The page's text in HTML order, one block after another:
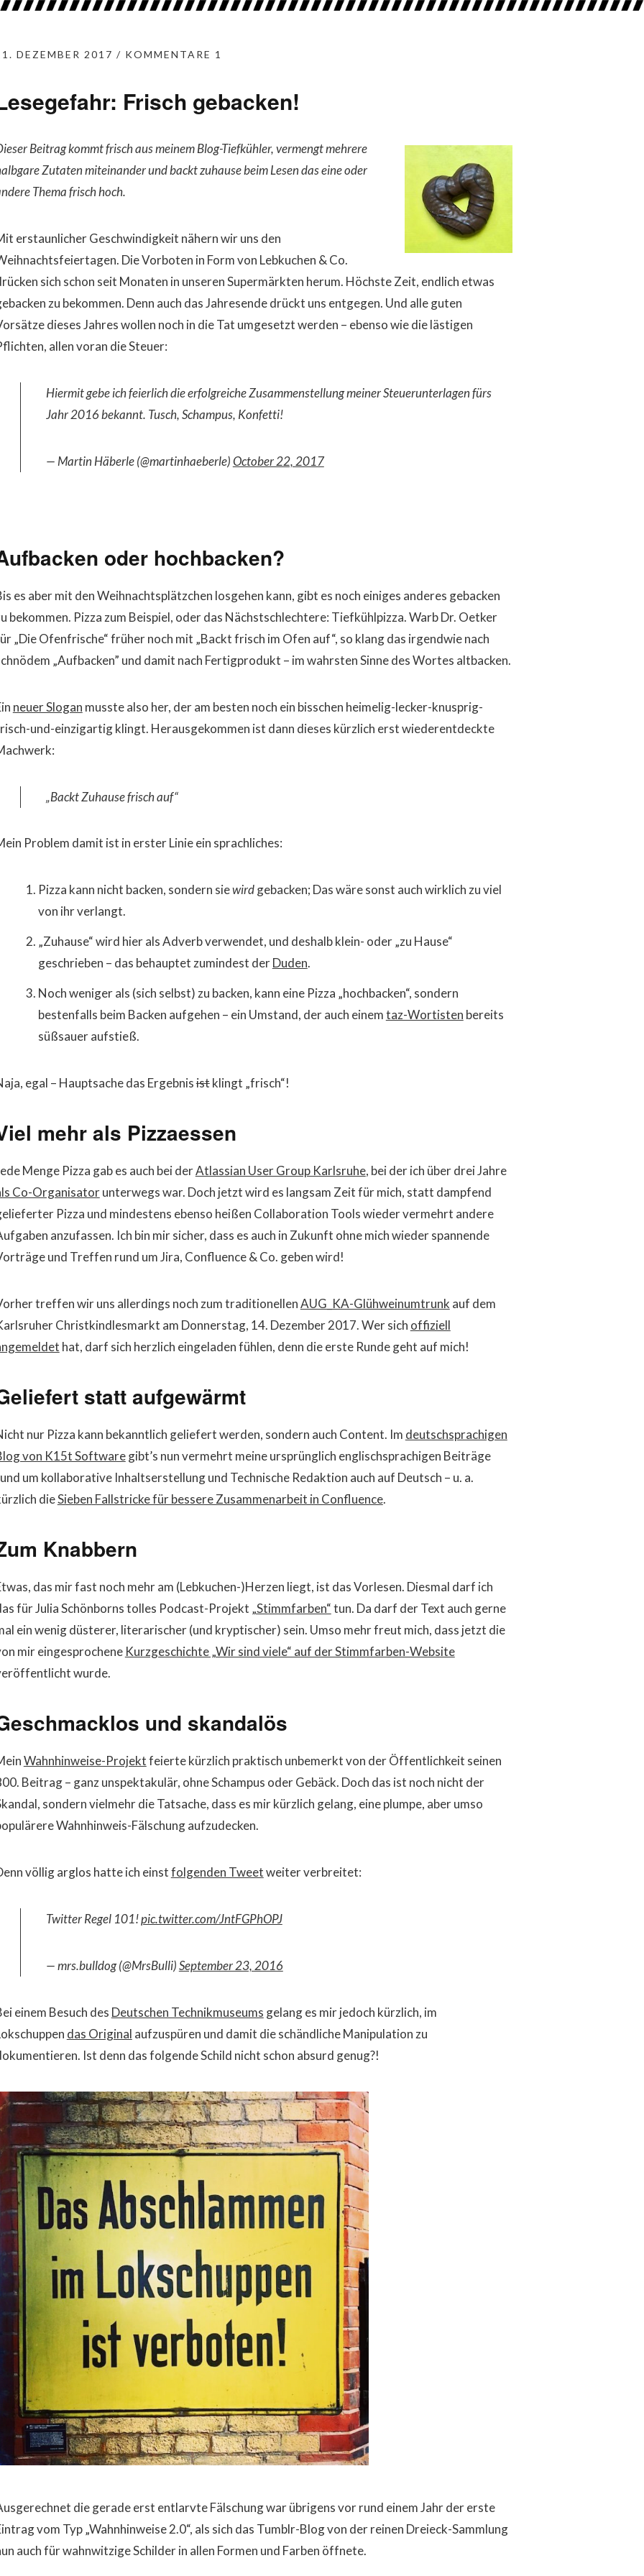
DEZEMBER 2017 KOMMENTARE 1
Frisch gebacken!
Beitrag kommt frisch aus meinem Blog-Tiefkühler, vermengt mehrere
Zutaten miteinander und backt zuhause beim Lesen das eine oder
Thema frisch hoch.
erstaunlicher Geschwindigkeit nähern wir uns den
Die Vorboten in Form von Lebkuchen & Co.
sich schon seit Monaten in unseren Supermärkten herum. Höchste Zeit, endlich etwas
zu bekommen. Denn auch das Jahresende drückt uns entgegen. Und alle guten
dieses Jahres wollen noch in die Tat umgesetzt werden – ebenso wie die lästigen
allen voran die Steuer:
Hiermit gebe ich feierlich die erfolgreiche Zusammenstellung meiner Steuerunterlagen fürs
Jahr 2016 bekannt. Tusch, Schampus, Konfetti!
— Martin Häberle (@martinhaeberle)October 22, 2017
oder hochbacken?
es aber mit den Weihnachtsplätzchen losgehen kann, gibt es noch einiges anderes gebacken
bekommen. Pizza zum Beispiel, oder das Nächstschlechtere: Tiefkühlpizza. Warb Dr. Oetker
„Die Ofenfrische“ früher noch mit „Backt frisch im Ofen auf“, so klang das irgendwie nach
„Aufbacken” und damit nach Fertigprodukt – im wahrsten Sinne des Wortes altbacken.
neuer Slogan musste also her, der am besten noch ein bisschen heimelig-lecker-knusprig-
und-einzigartig klingt. Herausgekommen ist dann dieses kürzlich erst wiederentdeckte
„Backt Zuhause frisch auf“
Problem damit ist in erster Linie ein sprachliches:
Pizza kann nicht backen, sondern siewirdgebacken; Das wäre sonst auch wirklich zu viel
von ihr verlangt.
„Zuhause“ wird hier als Adverb verwendet, und deshalb klein- oder „zu Hause“
geschrieben – das behauptet zumindest derDuden.
Noch weniger als (sich selbst) zu backen, kann eine Pizza „hochbacken“, sondern
bestenfalls beim Backen aufgehen – ein Umstand, der auch einemtaz-Wortisten bereits
süßsauer aufstieß.
egal – Hauptsache das Ergebnisistklingt „frisch“!
mehr als Pizzaessen
Menge Pizza gab es auch bei derAtlassian User Group Karlsruhe, bei der ich über drei Jahre
Co-Organisatorunterwegs war. Doch jetzt wird es langsam Zeit für mich, statt dampfend
Pizza und mindestens ebenso heißen Collaboration Tools wieder vermehrt andere
anzufassen. Ich bin mir sicher, dass es auch in Zukunft ohne mich wieder spannende
und Treffen rund um Jira, Confluence & Co. geben wird!
treffen wir uns allerdings noch zum traditionellenAUG_KA-Glühweinumtrunk auf dem
Christkindlesmarkt am Donnerstag, 14. Dezember 2017. Wer sich offiziell
hat, darf sich herzlich eingeladen fühlen, denn die erste Runde geht auf mich!
statt aufgewärmt
nur Pizza kann bekanntlich geliefert werden, sondern auch Content. Im deutschsprachigen
von K15t Softwaregibt’s nun vermehrt meine ursprünglich englischsprachigen Beiträge
um kollaborative Inhaltserstellung und Technische Redaktion auch auf Deutsch – u. a.
dieSieben Fallstricke für bessere Zusammenarbeit in Confluence.
Knabbern
das mir fast noch mehr am (Lebkuchen-)Herzen liegt, ist das Vorlesen. Diesmal darf ich
für Julia Schönborns tolles Podcast-Projekt „Stimmfarben“tun. Da darf der Text auch gerne
ein wenig düsterer, literarischer (und kryptischer) sein. Umso mehr freut mich, dass jetzt die
mir eingesprochene Kurzgeschichte „Wir sind viele“ auf der Stimmfarben-Website
wurde.
und skandalös
Wahnhinweise-Projektfeierte kürzlich praktisch unbemerkt von der Öffentlichkeit seinen
Beitrag – ganz unspektakulär, ohne Schampus oder Gebäck. Doch das ist noch nicht der
sondern vielmehr die Tatsache, dass es mir kürzlich gelang, eine plumpe, aber umso
Wahnhinweis-Fälschung aufzudecken.
völlig arglos hatte ich einstfolgenden Tweetweiter verbreitet:
Twitter Regel 101!pic.twitter.com/JntFGPhOPJ
— mrs.bulldog (@MrsBulli)September 23, 2016
einem Besuch des Deutschen Technikmuseums gelang es mir jedoch kürzlich, im
das Original aufzuspüren und damit die schändliche Manipulation zu
Ist denn das folgende Schild nicht schon absurd genug?!
die gerade erst entlarvte Fälschung war übrigens vor rund einem Jahr der erste
vom Typ „Wahnhinweise 2.0“, als sich das Tumblr-Blog von der reinen Dreieck-Sammlung
auch für wahnwitzige Schilder in allen Formen und Farben öffnete.